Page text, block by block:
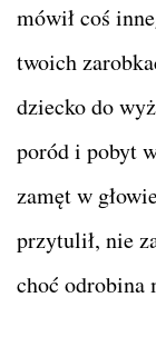
mówił coś
twoich
dziecko do
poród i pobyt
zamęt w
przytulił, nie
choć odrobina